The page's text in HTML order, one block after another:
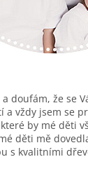
a doufám, že se
a vždy jsem se
by mé děti
děti mě
s kvalitními